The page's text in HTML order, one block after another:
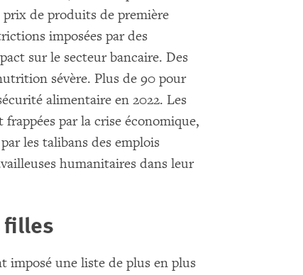
de produits de première
imposées par des
sur le secteur bancaire. Des
sévère. Plus de 90 pour
alimentaire en 2022. Les
par la crise économique,
les talibans des emplois
humanitaires dans leur
filles
imposé une liste de plus en plus